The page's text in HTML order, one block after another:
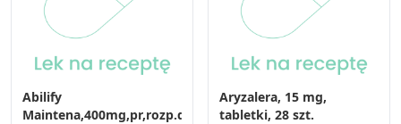
Abilify
Maintena,400mg,pr,rozp.d/s.zaw.d/wst.p.uw,1f+rozp.
Aryzalera, 15 mg,
tabletki, 28 szt.